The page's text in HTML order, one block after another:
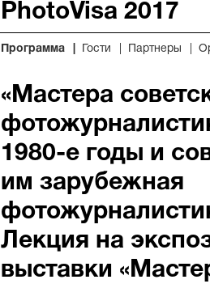
PhotoVisa 2017
Программа Гости Партнеры
«Мастера
1980-е годы и
им зарубежная
Лекция на
выставки